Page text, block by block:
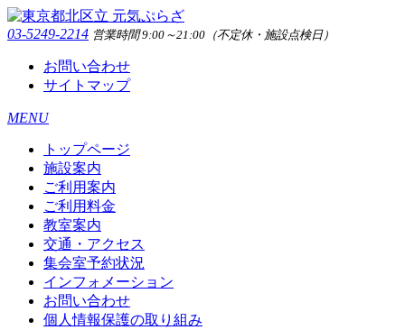
03-5249-2214 営業時間 9:00～21:00（不定休・施設点検日）
お問い合わせ
サイトマップ
MENU
トップページ
施設案内
ご利用案内
ご利用料金
教室案内
交通・アクセス
集会室予約状況
インフォメーション
お問い合わせ
個人情報保護の取り組み